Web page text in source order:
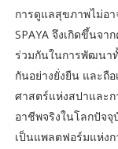
การดูแลสุขภาพไม่อา
SPAYA จึงเกิดขึ้นจ
ร่วมกันในการพัฒนา
กันอย่างยั่งยืน และถื
ศาสตร์แห่งสปาและ
อาชีพจริงในโลกปัจ
เป็นแพลตฟอร์มแห่งก